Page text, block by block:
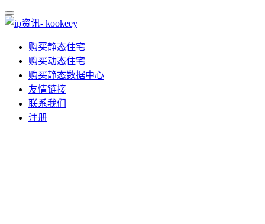
购买静态住宅
购买动态住宅
购买静态数据中心
友情链接
联系我们
注册